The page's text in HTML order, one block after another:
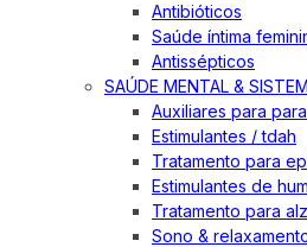
Antibióticos
Saúde íntima
Antissépticos
SAÚDE MENTAL &
Auxiliares para
Estimulantes / tdah
Tratamento para
Estimulantes de
Tratamento para
Sono &